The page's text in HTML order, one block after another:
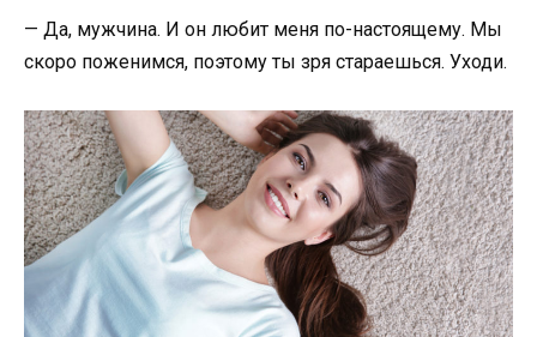
— Да, мужчина. И он любит меня по-настоящему. Мы
скоро поженимся, поэтому ты зря стараешься. Уходи.